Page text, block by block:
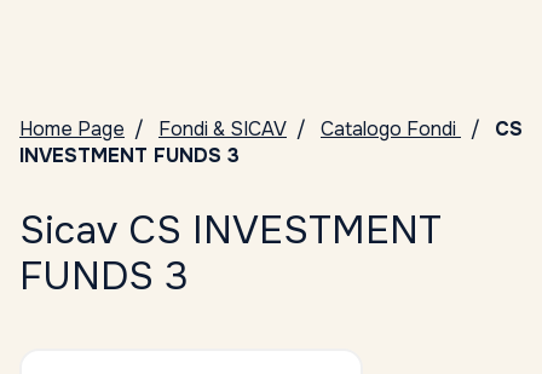
Home Page Fondi & SICAV Catalogo Fondi
CS
INVESTMENT FUNDS 3
Sicav CS INVESTMENT
FUNDS 3